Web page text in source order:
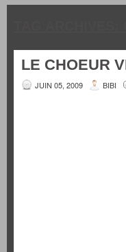
LE CHOEUR
JUIN 05, 2009 BIBI